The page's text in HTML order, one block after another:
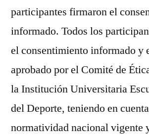
participantes firmaron el
informado. Todos los
el consentimiento informado y
aprobado por el Comité de
la Institución Universitaria
del Deporte, teniendo en
normatividad nacional vigente